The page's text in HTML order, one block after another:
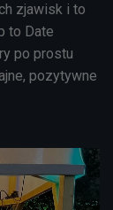
zjawisk i to
to Date
po prostu
pozytywne